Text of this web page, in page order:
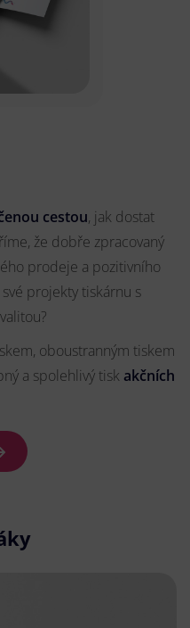
cestou, jak dostat
že dobře zpracovaný
prodeje a pozitivního
projekty tiskárnu s
oboustranným tiskem
a spolehlivý tisk akčních